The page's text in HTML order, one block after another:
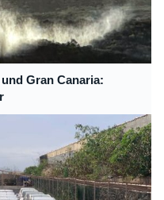
Gran Canaria: